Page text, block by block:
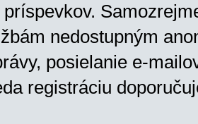
nedostupným
posielanie e-
registráciu